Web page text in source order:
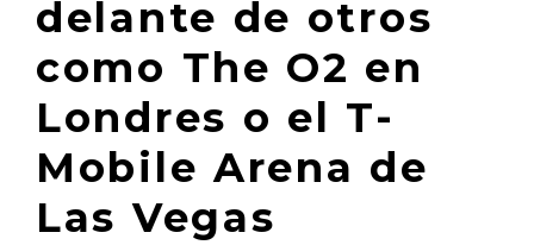
delante de otros
como The O2 en
Londres o el T-
Mobile Arena de
Las Vegas